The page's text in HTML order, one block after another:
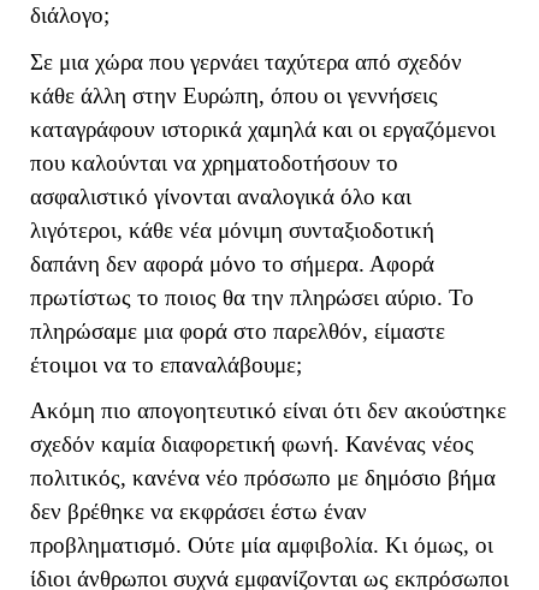
διάλογο;
Σε μια χώρα που γερνάει ταχύτερα από σχεδόν
κάθε άλλη στην Ευρώπη, όπου οι γεννήσεις
καταγράφουν ιστορικά χαμηλά και οι εργαζόμενοι
που καλούνται να χρηματοδοτήσουν το
ασφαλιστικό γίνονται αναλογικά όλο και
λιγότεροι, κάθε νέα μόνιμη συνταξιοδοτική
δαπάνη δεν αφορά μόνο το σήμερα. Αφορά
πρωτίστως το ποιος θα την πληρώσει αύριο. Το
πληρώσαμε μια φορά στο παρελθόν, είμαστε
έτοιμοι να το επαναλάβουμε;
Ακόμη πιο απογοητευτικό είναι ότι δεν ακούστηκε
σχεδόν καμία διαφορετική φωνή. Κανένας νέος
πολιτικός, κανένα νέο πρόσωπο με δημόσιο βήμα
δεν βρέθηκε να εκφράσει έστω έναν
προβληματισμό. Ούτε μία αμφιβολία. Κι όμως, οι
ίδιοι άνθρωποι συχνά εμφανίζονται ως εκπρόσωποι